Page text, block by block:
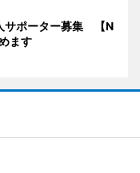
サポーター募集 【N
ます